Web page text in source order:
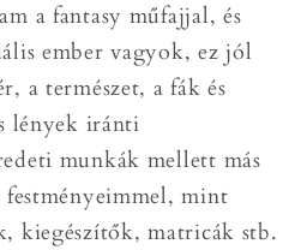
a fantasy műfajjal, és
ember vagyok, ez jól
a természet, a fák és
lények iránti
munkák mellett más
mint
kiegészítők, matricák stb.